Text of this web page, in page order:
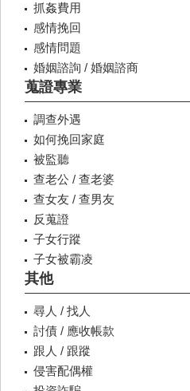
抓姦費用
感情挽回
感情問題
婚姻諮詢 / 婚姻諮商
蒐證專業
調查外遇
如何挽回家庭
被監聽
查老公 / 查老婆
查女友 / 查男友
反蒐證
子女行蹤
子女被霸凌
其他
尋人 / 找人
討債 / 應收帳款
跟人 / 跟蹤
侵害配偶權